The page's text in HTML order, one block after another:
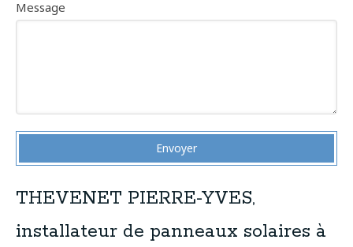
Message
Envoyer
THEVENET PIERRE-YVES,
installateur de panneaux solaires à